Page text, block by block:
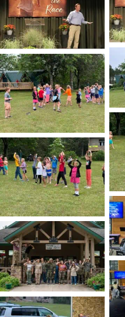
Richie Halversen
No Caption
No Caption
No Caption